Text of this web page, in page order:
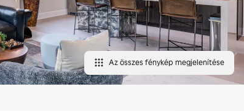
Az összes fénykép megjelenítése